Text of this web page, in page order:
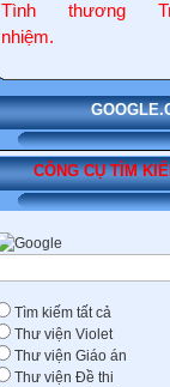
Tình thương
nhiệm.
GOOGLE.COM
CÔNG CỤ TÌM
Tìm kiếm tất cả
Thư viện Violet
Thư viện Giáo án
Thư viện Đề thi